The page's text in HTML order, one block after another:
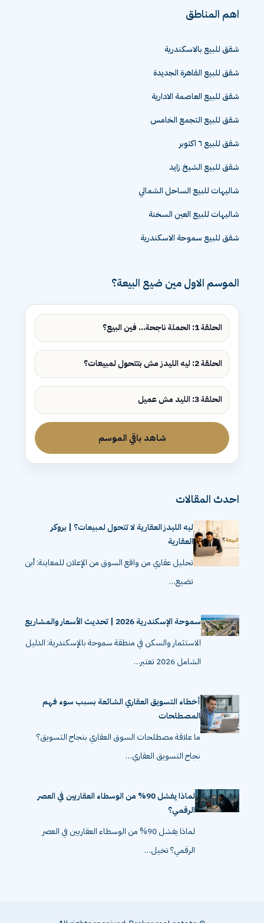
اهم المناطق
شقق للبيع بالاسكندرية
شقق للبيع القاهرة الجديدة
شقق للبيع العاصمة الادارية
شقق للبيع التجمع الخامس
شقق للبيع ٦ اكتوبر
شقق للبيع الشيخ زايد
شاليهات للبيع الساحل الشمالي
شاليهات للبيع العين السخنة
شقق للبيع سموحة الاسكندرية
الموسم الاول مين ضيع البيعة؟
الحلقة 1: الحملة ناجحة... فين البيع؟
الحلقة 2: ليه الليدز مش بتتحول لمبيعات؟
الحلقة 3: الليد مش عميل
شاهد باقي الموسم
احدث المقالات
ليه الليدز العقارية لا تتحول لمبيعات؟ | بروكر
العقارية
تحليل عقاري من واقع السوق من الإعلان للمعاينة: أين
تضيع…
سموحة الإسكندرية 2026 | تحديث الأسعار والمشاريع
الاستثمار والسكن في منطقة سموحة بالإسكندرية: الدليل
الشامل 2026 تعتبر…
أخطاء التسويق العقاري الشائعة بسبب سوء فهم
المصطلحات
ما علاقة مصطلحات السوق العقاري بنجاح التسويق؟
نجاح التسويق العقاري…
لماذا يفشل 90% من الوسطاء العقاريين في العصر
الرقمي؟
لماذا يفشل 90% من الوسطاء العقاريين في العصر
الرقمي؟ تخيل…